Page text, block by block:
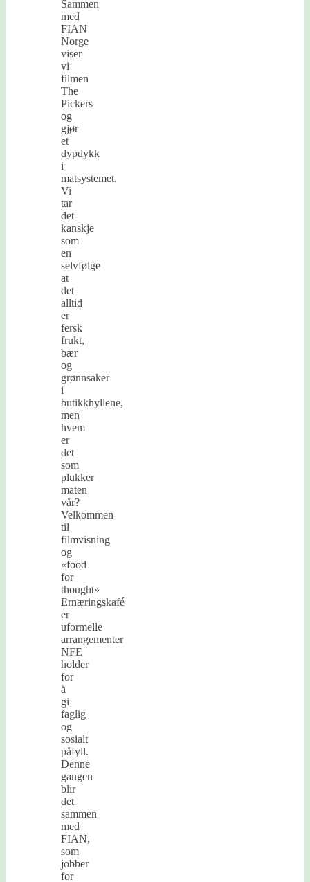
Sammen
med
FIAN
Norge
viser
vi
filmen
The
Pickers
og
gjør
et
dypdykk
i
matsystemet.
Vi
tar
det
kanskje
som
en
selvfølge
at
det
alltid
er
fersk
frukt,
bær
og
grønnsaker
i
butikkhyllene,
men
hvem
er
det
som
plukker
maten
vår?
Velkommen
til
filmvisning
og
«food
for
thought»
Ernæringskafé
er
uformelle
arrangementer
NFE
holder
for
å
gi
faglig
og
sosialt
påfyll.
Denne
gangen
blir
det
sammen
med
FIAN,
som
jobber
for